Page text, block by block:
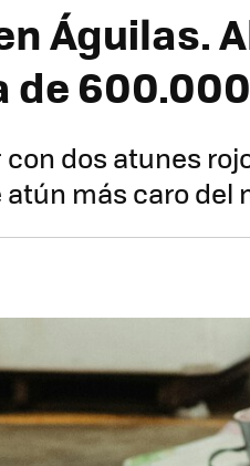
Águilas.
dos atunes
atún más caro del